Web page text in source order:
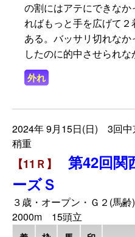
の割にはアテにできな
ればもっと手を広げて
ある。バッサリ切れな
したのに的中させられな
外れ
2024年 9月15日(日) 3回
稍重
【11Ｒ】 第42回関
ーズＳ
３歳・オープン・Ｇ２(馬
2000m 15頭立